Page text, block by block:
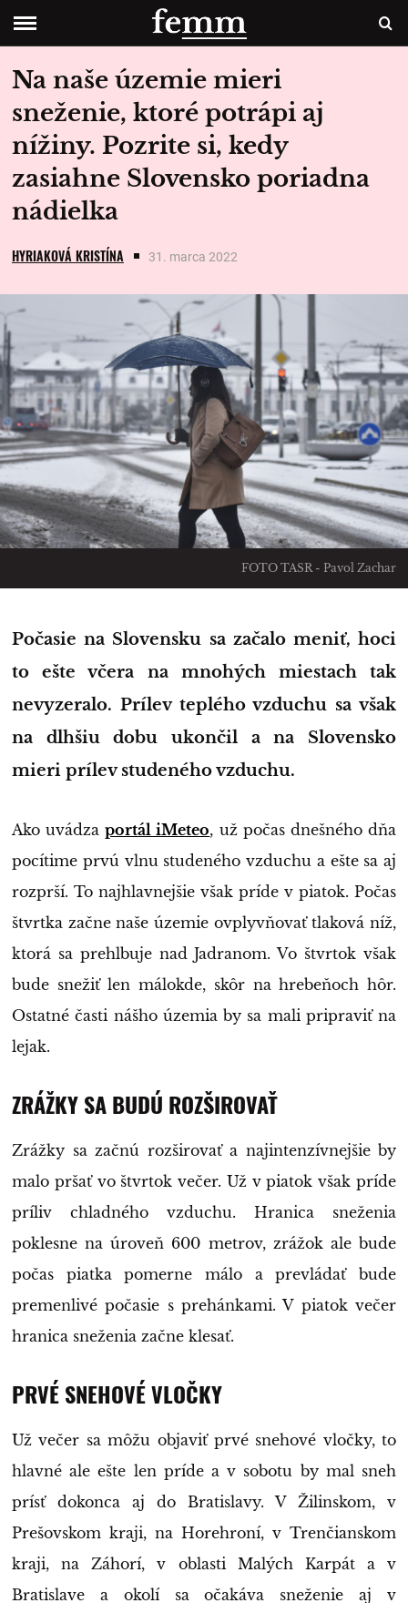
Na naše územie mieri
sneženie, ktoré potrápi aj
nížiny. Pozrite si, kedy
zasiahne Slovensko poriadna
nádielka
HYRIAKOVÁ KRISTÍNA 31. marca 2022
FOTO TASR - Pavol Zachar
Počasie na Slovensku sa začalo meniť, hoci
to ešte včera na mnohých miestach tak
nevyzeralo. Prílev teplého vzduchu sa však
na dlhšiu dobu ukončil a na Slovensko
mieri prílev studeného vzduchu.
Ako uvádzaportál iMeteo, už počas dnešného dňa
pocítime prvú vlnu studeného vzduchu a ešte sa aj
rozprší. To najhlavnejšie však príde v piatok. Počas
štvrtka začne naše územie ovplyvňovať tlaková níž,
ktorá sa prehlbuje nad Jadranom. Vo štvrtok však
bude snežiť len málokde, skôr na hrebeňoch hôr.
Ostatné časti nášho územia by sa mali pripraviť na
lejak.
ZRÁŽKY SA BUDÚ ROZŠIROVAŤ
Zrážky sa začnú rozširovať a najintenzívnejšie by
malo pršať vo štvrtok večer. Už v piatok však príde
príliv chladného vzduchu. Hranica sneženia
poklesne na úroveň 600 metrov, zrážok ale bude
počas piatka pomerne málo a prevládať bude
premenlivé počasie s prehánkami. V piatok večer
hranica sneženia začne klesať.
PRVÉ SNEHOVÉ VLOČKY
Už večer sa môžu objaviť prvé snehové vločky, to
hlavné ale ešte len príde a v sobotu by mal sneh
prísť dokonca aj do Bratislavy. V Žilinskom, v
Prešovskom kraji, na Horehroní, v Trenčianskom
kraji, na Záhorí, v oblasti Malých Karpát a v
Bratislave a okolí sa očakáva sneženie aj v